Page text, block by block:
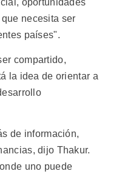
necesita ser
países".
compartido,
la idea de orientar a
de información,
dijo Thakur.
uno puede